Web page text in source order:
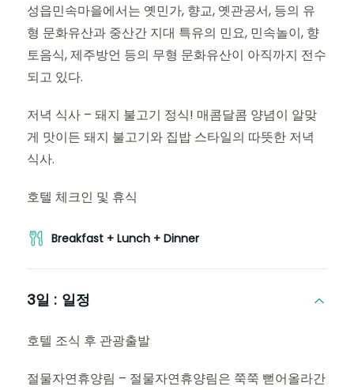
성읍민속마을에서는 옛민가, 향교, 옛관공서, 등의 유
형 문화유산과 중산간 지대 특유의 민요, 민속놀이, 향
토음식, 제주방언 등의 무형 문화유산이 아직까지 전수
되고 있다.
저녁 식사 – 돼지 불고기 정식! 매콤달콤 양념이 알맞
게 맛이든 돼지 불고기와 집밥 스타일의 따뜻한 저녁
식사.
호텔 체크인 및 휴식
Breakfast + Lunch + Dinner
3일 : 일정
호텔 조식 후 관광출발
절물자연휴양림 – 절물자연휴양림은 쭉쭉 뻗어올라간